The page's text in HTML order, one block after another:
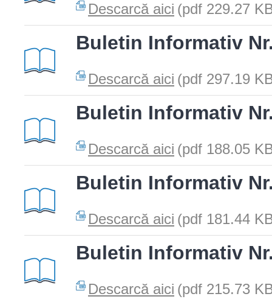
Descarcă aici (pdf 229.27
Buletin Informativ
Descarcă aici (pdf 297.19
Buletin Informativ
Descarcă aici (pdf 188.05
Buletin Informativ
Descarcă aici (pdf 181.44
Buletin Informativ
Descarcă aici (pdf 215.73